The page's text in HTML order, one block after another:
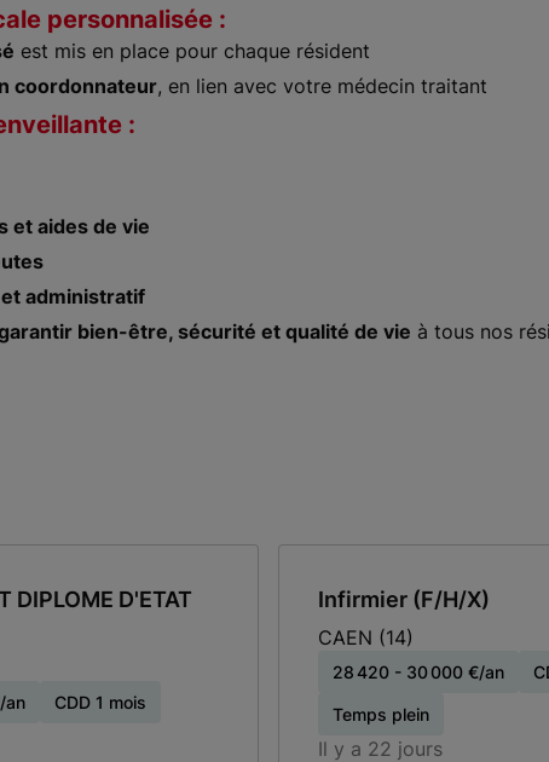
personnalisée :
est mis en place pour chaque résident
coordonnateur, en lien avec votre médecin traitant
:
et aides de vie
administratif
bien-être, sécurité et qualité de vie à tous nos
DIPLOME D'ETAT
an CDD 1 mois
Infirmier (F/H/X)
CAEN (14)
28 420 - 30 000 €/an
Temps plein
Il y a 22 jours